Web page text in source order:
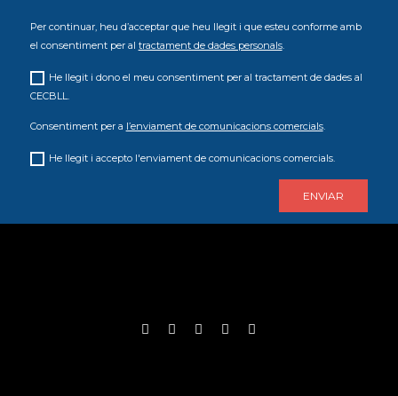
Per continuar, heu d’acceptar que heu llegit i que esteu conforme amb
el consentiment per al tractament de dades personals.
He llegit i dono el meu consentiment per al tractament de dades al
CECBLL.
Consentiment per a l’enviament de comunicacions comercials.
He llegit i accepto l'enviament de comunicacions comercials.